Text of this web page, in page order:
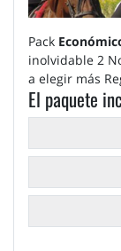
Pack
inolvidable 2
a elegir más
El paquete